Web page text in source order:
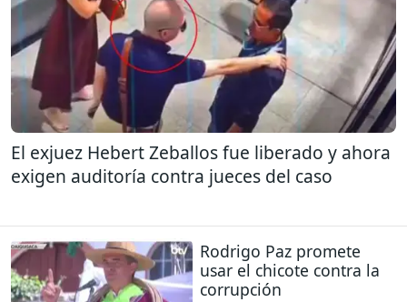
El exjuez Hebert Zeballos fue liberado y ahora
exigen auditoría contra jueces del caso
Rodrigo Paz promete
usar el chicote contra la
corrupción